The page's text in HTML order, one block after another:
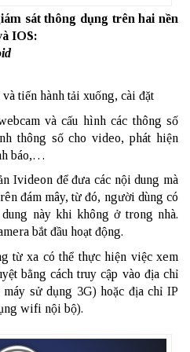
sát thông dụng trên hai nền
IOS:
tiến hành tải xuống, cài đặt
và cấu hình các thông số
thông số cho video, phát hiện
báo,…
Ivideon để đưa các nội dung mà
đám mây, từ đó, người dùng có
này khi không ở trong nhà.
bắt đầu hoạt động.
từ xa có thể thực hiện việc xem
bằng cách truy cập vào địa chỉ
sử dụng 3G) hoặc địa chỉ IP
wifi nội bộ).